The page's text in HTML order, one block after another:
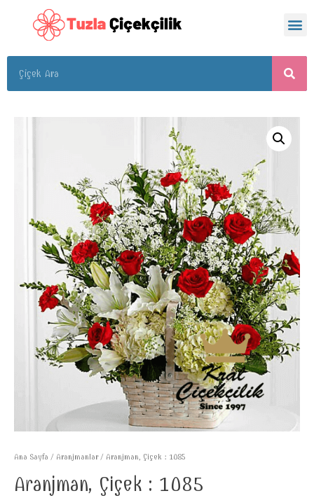
Ana Sayfa / Aranjmanlar/ Aranjman, Çiçek : 1085
Aranjman, Çiçek : 1085